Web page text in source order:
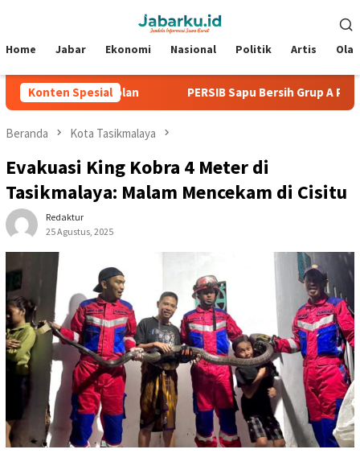
Mobile
Home Jabar Ekonomi Nasional Politik Artis
Konten Spesial
Kebobolan PERSIB Sapu Bersih Grup A Piala
Beranda Kota Tasikmalaya
Evakuasi King Kobra 4 Meter di
Tasikmalaya: Malam Mencekam di Cisitu
Redaktur
25 Agustus, 2025